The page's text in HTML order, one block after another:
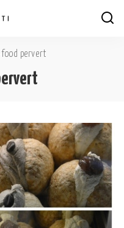
food pervert